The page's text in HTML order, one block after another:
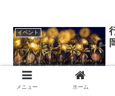
イベント
日本三大花火大会の一つである長
メニュー ホーム